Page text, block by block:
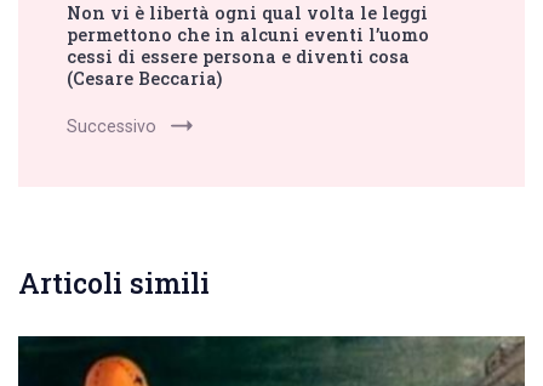
Non vi è libertà ogni qual volta le leggi
permettono che in alcuni eventi l’uomo
cessi di essere persona e diventi cosa
(Cesare Beccaria)
Successivo
Articoli simili